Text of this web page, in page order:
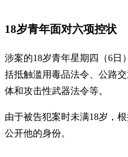
18岁青年面对六项控状
涉案的18岁青年星期四（6日
括抵触滥用毒品法令、公路
体和攻击性武器法令等。
由于被告犯案时未满18岁，
公开他的身份。